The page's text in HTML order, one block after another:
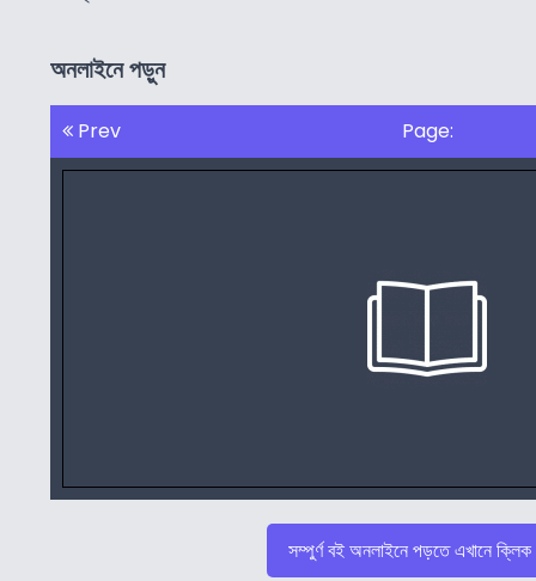
অনলাইনে পড়ুন
Prev Page:
সম্পুর্ণ বই অনলাইনে পড়তে এখানে